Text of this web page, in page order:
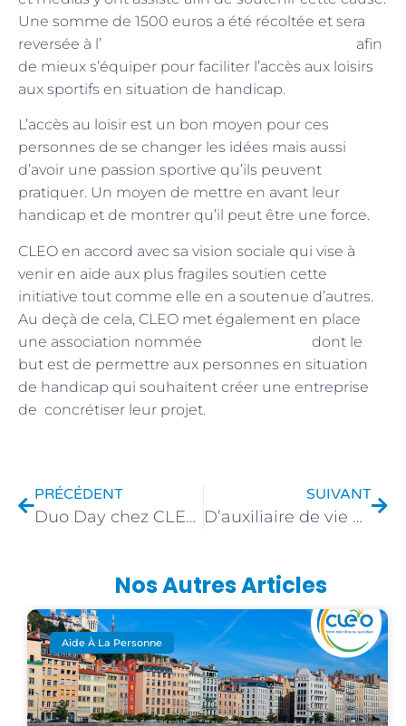
Une somme de 1500 euros a été récoltée et sera
reversée à l’
afin
de mieux s’équiper pour faciliter l’accès aux loisirs
aux sportifs en situation de handicap.
L’accès au loisir est un bon moyen pour ces
personnes de se changer les idées mais aussi
d’avoir une passion sportive qu’ils peuvent
pratiquer. Un moyen de mettre en avant leur
handicap et de montrer qu’il peut être une force.
CLEO en accord avec sa vision sociale qui vise à
venir en aide aux plus fragiles soutien cette
initiative tout comme elle en a soutenue d’autres.
Au deçà de cela, CLEO met également en place
une association nommée
dont le
but est de permettre aux personnes en situation
de handicap qui souhaitent créer une entreprise
de concrétiser leur projet.
PRÉCÉDENT
Duo Day chez CLEO : Une journée mémorable pour tous !
SUIVANT
D’auxiliaire de vie à contrôleuse qualité
Nos Autres Articles
Aide À La Personne